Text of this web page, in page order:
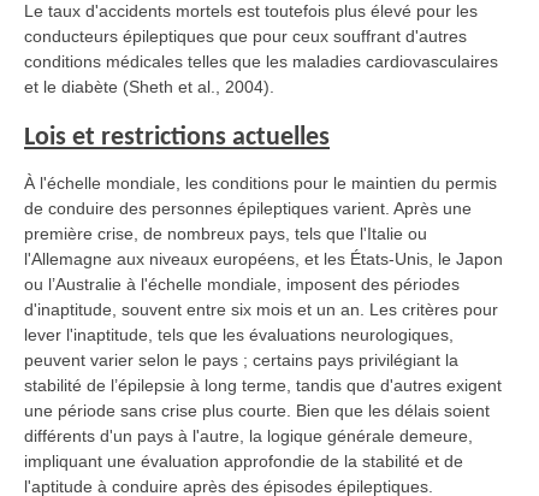
Le taux d'accidents mortels est toutefois plus élevé pour les
conducteurs épileptiques que pour ceux souffrant d'autres
conditions médicales telles que les maladies cardiovasculaires
et le diabète (Sheth et al., 2004).
Lois et restrictions actuelles
À l'échelle mondiale, les conditions pour le maintien du permis
de conduire des personnes épileptiques varient. Après une
première crise, de nombreux pays, tels que l'Italie ou
l'Allemagne aux niveaux européens, et les États-Unis, le Japon
ou l’Australie à l'échelle mondiale, imposent des périodes
d'inaptitude, souvent entre six mois et un an. Les critères pour
lever l'inaptitude, tels que les évaluations neurologiques,
peuvent varier selon le pays ; certains pays privilégiant la
stabilité de l’épilepsie à long terme, tandis que d'autres exigent
une période sans crise plus courte. Bien que les délais soient
différents d'un pays à l'autre, la logique générale demeure,
impliquant une évaluation approfondie de la stabilité et de
l'aptitude à conduire après des épisodes épileptiques.